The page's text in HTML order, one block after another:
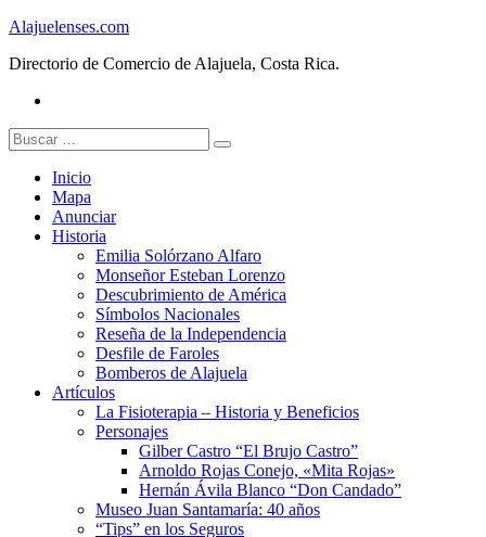
Skip
content
Alajuelenses.com
Directorio de Comercio de Alajuela, Costa Rica.
Buscar:
Inicio
Mapa
Anunciar
Historia
Emilia Solórzano Alfaro
Monseñor Esteban Lorenzo
Descubrimiento de América
Símbolos Nacionales
Reseña de la Independencia
Desfile de Faroles
Bomberos de Alajuela
Artículos
La Fisioterapia – Historia y Beneficios
Personajes
Gilber Castro “El Brujo Castro”
Arnoldo Rojas Conejo, «Mita Rojas»
Hernán Ávila Blanco “Don Candado”
Museo Juan Santamaría: 40 años
“Tips” en los Seguros